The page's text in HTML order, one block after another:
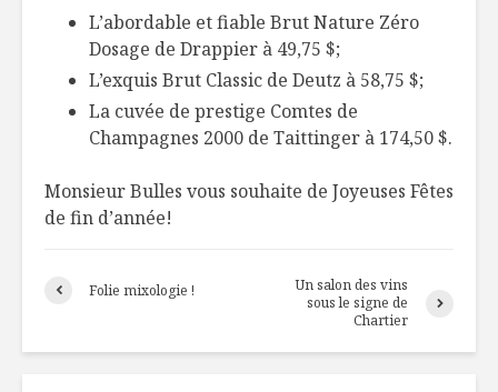
L’abordable et fiable Brut Nature Zéro
Dosage de Drappier à 49,75 $;
L’exquis Brut Classic de Deutz à 58,75 $;
La cuvée de prestige Comtes de
Champagnes 2000 de Taittinger à 174,50 $.
Monsieur Bulles vous souhaite de Joyeuses Fêtes
de fin d’année!
Folie mixologie !
Un salon des vins
sous le signe de
Chartier